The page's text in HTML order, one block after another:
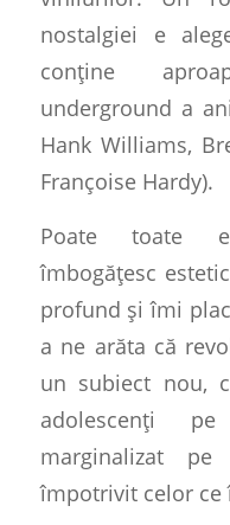
nostalgiei e
conține
underground a
Hank Williams,
Françoise Hardy).
Poate toate
îmbogățesc
profund și îmi
a ne arăta că
un subiect nou,
adolescenți
marginalizat
împotrivit celor ce